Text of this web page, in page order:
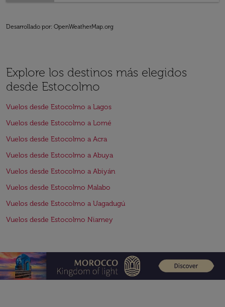
Desarrollado por: OpenWeatherMap.org
Explore los destinos más elegidos
desde Estocolmo
Vuelos desde Estocolmo a Lagos
Vuelos desde Estocolmo a Lomé
Vuelos desde Estocolmo a Acra
Vuelos desde Estocolmo a Abuya
Vuelos desde Estocolmo a Abiyán
Vuelos desde Estocolmo Malabo
Vuelos desde Estocolmo a Uagadugú
Vuelos desde Estocolmo Niamey